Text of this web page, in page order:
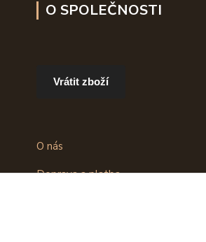
O SPOLEČNOSTI
Vrátit zboží
O nás
Doprava a platba